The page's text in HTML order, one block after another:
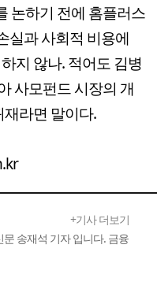
논하기 전에 홈플러스
실과 사회적 비용에
지 않나. 적어도 김병
사모펀드 시장의 개
라면 말이다.
+기사 더보기
송재석 기자 입니다. 금융